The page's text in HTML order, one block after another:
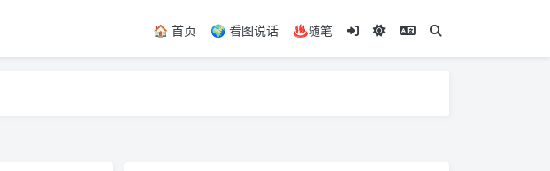
🏠️ 首页 🌍️ 看图说话 ♨️随笔